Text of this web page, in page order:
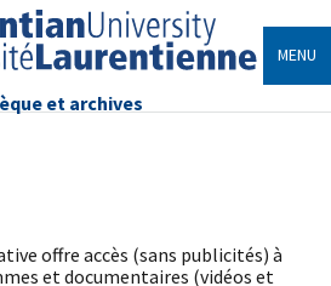
et archives
MENU
offre accès (sans publicités) à
et documentaires (vidéos et